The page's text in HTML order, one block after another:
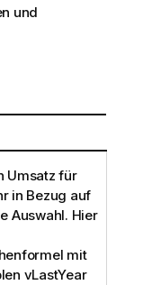
und
Umsatz für
in Bezug auf
Auswahl. Hier
mit
vLastYear